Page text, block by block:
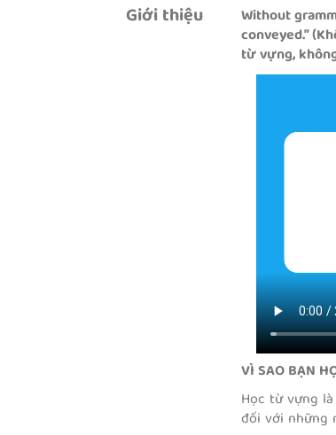
Giới thiệu Without
conveyed.”
từ vựng,
VÌ SAO BẠN
Học từ vựng
đối với những